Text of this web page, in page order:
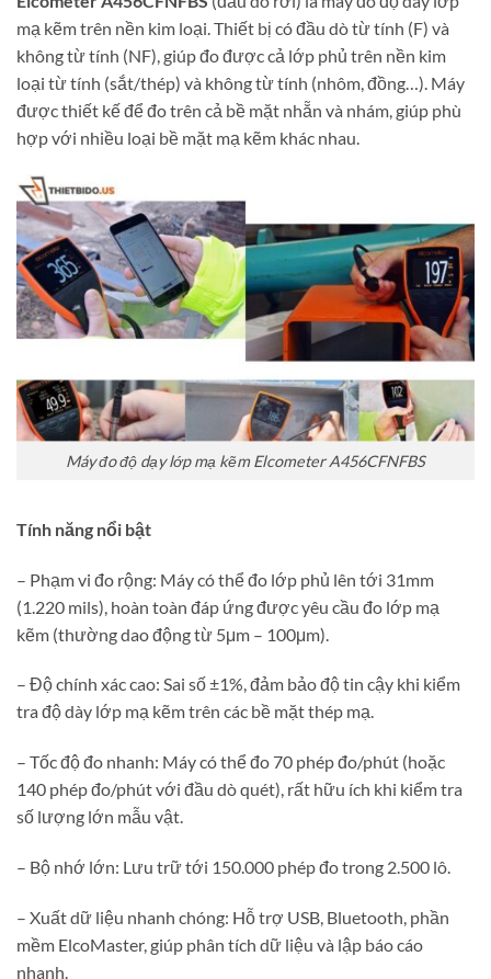
mạ kẽm trên nền kim loại. Thiết bị có đầu dò từ tính (F) và
không từ tính (NF), giúp đo được cả lớp phủ trên nền kim
loại từ tính (sắt/thép) và không từ tính (nhôm, đồng…). Máy
được thiết kế để đo trên cả bề mặt nhẵn và nhám, giúp phù
hợp với nhiều loại bề mặt mạ kẽm khác nhau.
Máy đo độ dạy lớp mạ kẽm Elcometer A456CFNFBS
Tính năng nổi bật
– Phạm vi đo rộng: Máy có thể đo lớp phủ lên tới 31mm
(1.220 mils), hoàn toàn đáp ứng được yêu cầu đo lớp mạ
kẽm (thường dao động từ 5μm – 100μm).
– Độ chính xác cao: Sai số ±1%, đảm bảo độ tin cậy khi kiểm
tra độ dày lớp mạ kẽm trên các bề mặt thép mạ.
– Tốc độ đo nhanh: Máy có thể đo 70 phép đo/phút (hoặc
140 phép đo/phút với đầu dò quét), rất hữu ích khi kiểm tra
số lượng lớn mẫu vật.
– Bộ nhớ lớn: Lưu trữ tới 150.000 phép đo trong 2.500 lô.
– Xuất dữ liệu nhanh chóng: Hỗ trợ USB, Bluetooth, phần
mềm ElcoMaster, giúp phân tích dữ liệu và lập báo cáo
nhanh.